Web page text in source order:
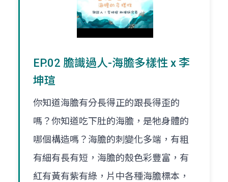
EP.02 膽識過人-海膽多樣性 x 李
坤瑄
你知道海膽有分長得正的跟長得歪的
嗎？你知道吃下肚的海膽，是牠身體的
哪個構造嗎？海膽的刺變化多端，有粗
有細有長有短，海膽的殼色彩豐富，有
紅有黃有紫有綠，片中各種海膽標本，